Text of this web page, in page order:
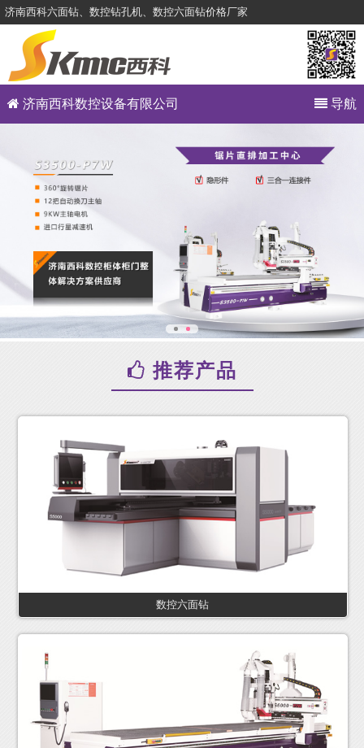
济南西科六面钻、数控钻孔机、数控六面钻价格厂家
济南西科数控设备有限公司 导航
推荐产品
数控六面钻